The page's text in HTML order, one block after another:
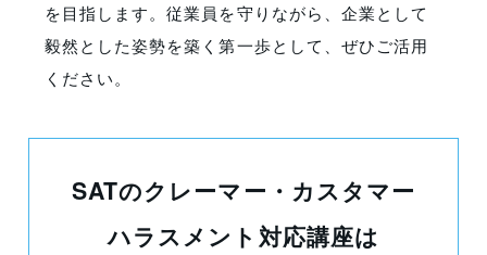
を目指します。従業員を守りながら、企業として
毅然とした姿勢を築く第一歩として、ぜひご活用
ください。
SATのクレーマー・カスタマー
ハラスメント対応講座は